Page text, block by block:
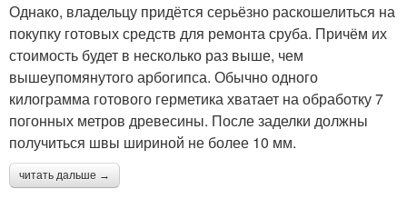
Однако, владельцу придётся серьёзно раскошелиться на
покупку готовых средств для ремонта сруба. Причём их
стоимость будет в несколько раз выше, чем
вышеупомянутого арбогипса. Обычно одного
килограмма готового герметика хватает на обработку 7
погонных метров древесины. После заделки должны
получиться швы шириной не более 10 мм.
читать дальше →